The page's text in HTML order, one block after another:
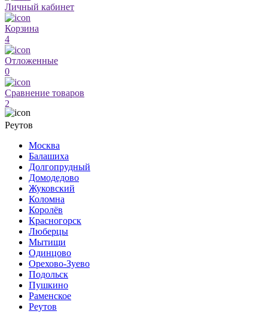
Личный кабинет
Корзина
4
Отложенные
0
Сравнение товаров
2
Реутов
Москва
Балашиха
Долгопрудный
Домодедово
Жуковский
Коломна
Королёв
Красногорск
Люберцы
Мытищи
Одинцово
Орехово-Зуево
Подольск
Пушкино
Раменское
Реутов